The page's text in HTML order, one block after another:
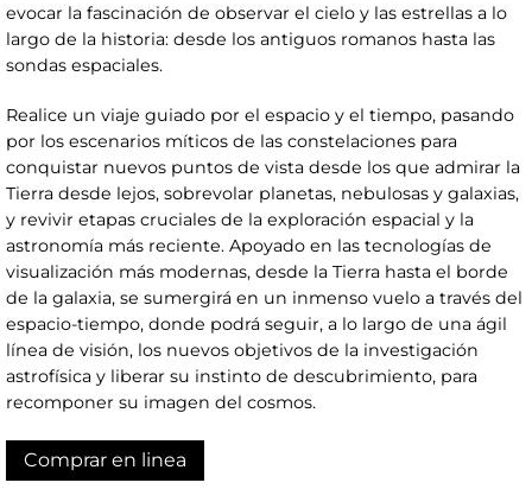
evocar la fascinación de observar el cielo y las estrellas a lo
largo de la historia: desde los antiguos romanos hasta las
sondas espaciales.
Realice un viaje guiado por el espacio y el tiempo, pasando
por los escenarios míticos de las constelaciones para
conquistar nuevos puntos de vista desde los que admirar la
Tierra desde lejos, sobrevolar planetas, nebulosas y galaxias,
y revivir etapas cruciales de la exploración espacial y la
astronomía más reciente. Apoyado en las tecnologías de
visualización más modernas, desde la Tierra hasta el borde
de la galaxia, se sumergirá en un inmenso vuelo a través del
espacio-tiempo, donde podrá seguir, a lo largo de una ágil
línea de visión, los nuevos objetivos de la investigación
astrofísica y liberar su instinto de descubrimiento, para
recomponer su imagen del cosmos.
Comprar en linea